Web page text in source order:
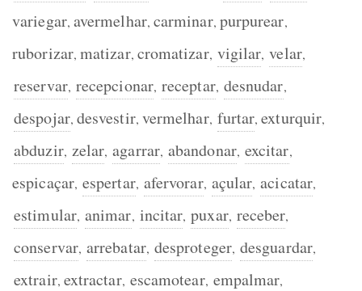
variegar, avermelhar, carminar, purpurear,
ruborizar, matizar, cromatizar, vigilar, velar,
reservar, recepcionar, receptar, desnudar,
despojar, desvestir, vermelhar, furtar,exturquir,
abduzir, zelar, agarrar, abandonar, excitar,
espicaçar, espertar, afervorar, açular, acicatar,
estimular, animar, incitar, puxar, receber,
conservar, arrebatar, desproteger, desguardar,
extrair, extractar, escamotear, empalmar,